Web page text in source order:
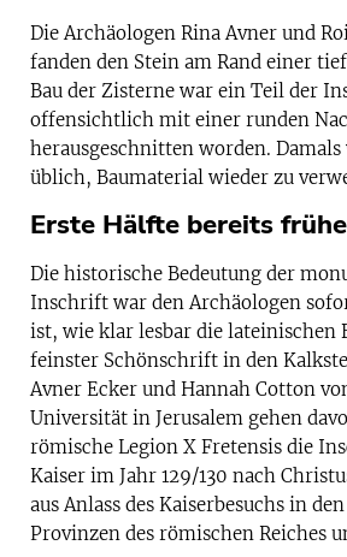
Die Archäologen Rina Avner und
fanden den Stein am Rand einer
Bau der Zisterne war ein Teil der
offensichtlich mit einer runden
herausgeschnitten worden. Damals
üblich, Baumaterial wieder zu
Erste Hälfte bereits
Die historische Bedeutung der
Inschrift war den Archäologen
ist, wie klar lesbar die lateinischen
feinster Schönschrift in den
Avner Ecker und Hannah Cotton
Universität in Jerusalem gehen
römische Legion X Fretensis die
Kaiser im Jahr 129/130 nach
aus Anlass des Kaiserbesuchs in
Provinzen des römischen Reiches